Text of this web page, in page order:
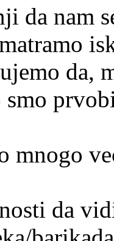
da nam
da,
smo
mnogo
da